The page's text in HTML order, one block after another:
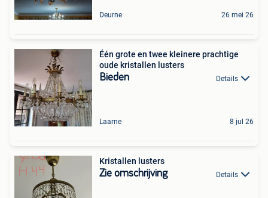
Deurne 26 mei 26
Één grote en twee kleinere prachtige
oude kristallen lusters
Bieden Details
Laarne 8 jul 26
Kristallen lusters
Zie omschrijving Details